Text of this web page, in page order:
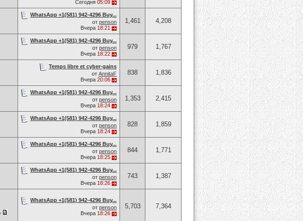
Сегодня 05:09
WhatsApp +1(581) 942-4296 Buy...
от penson
Вчера 18:21
1,461 4,208
WhatsApp +1(581) 942-4296 Buy...
от penson
Вчера 18:22
979 1,767
Temps libre et cyber-gains
от AnnitaF
Вчера 20:06
838 1,836
WhatsApp +1(581) 942-4296 Buy...
от penson
Вчера 18:24
1,353 2,415
WhatsApp +1(581) 942-4296 Buy...
от penson
Вчера 18:24
828 1,859
WhatsApp +1(581) 942-4296 Buy...
от penson
Вчера 18:25
844 1,771
WhatsApp +1(581) 942-4296 Buy...
от penson
Вчера 18:26
743 1,387
WhatsApp +1(581) 942-4296 Buy...
от penson
Вчера 18:26
5,703 7,364